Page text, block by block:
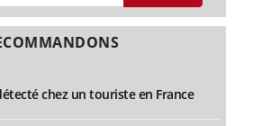
chez un touriste en France